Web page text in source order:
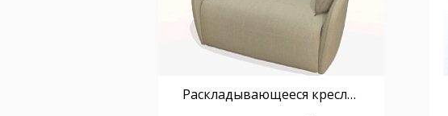
Раскладывающееся кресло-качалка Nadia XL, Bar - Anthracite, ткань Axis S.6